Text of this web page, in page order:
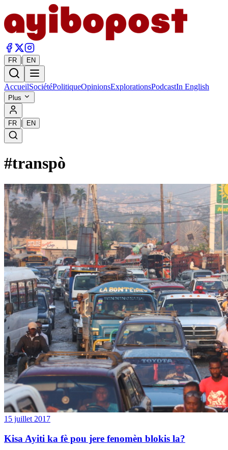
FR | EN
AccueilSociétéPolitiqueOpinionsExplorationsPodcastIn English
Plus
FR | EN
#transpò
15 juillet 2017
Kisa Ayiti ka fè pou jere fenomèn blokis la?